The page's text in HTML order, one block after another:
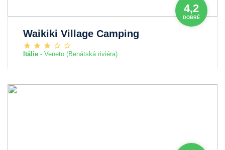
4,2
DOBRÉ
Waikiki Village Camping
Itálie - Veneto (Benátská riviéra)